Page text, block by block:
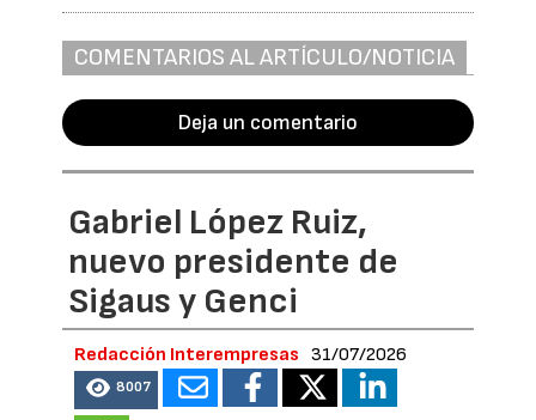
COMENTARIOS AL ARTÍCULO/NOTICIA
Deja un comentario
Gabriel López Ruiz,
nuevo presidente de
Sigaus y Genci
Redacción Interempresas 31/07/2026
8007